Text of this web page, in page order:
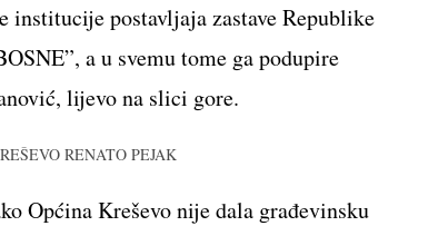
institucije postavljaja zastave Republike
a u svemu tome ga podupire
lijevo na slici gore.
Općina Kreševo nije dala građevinsku